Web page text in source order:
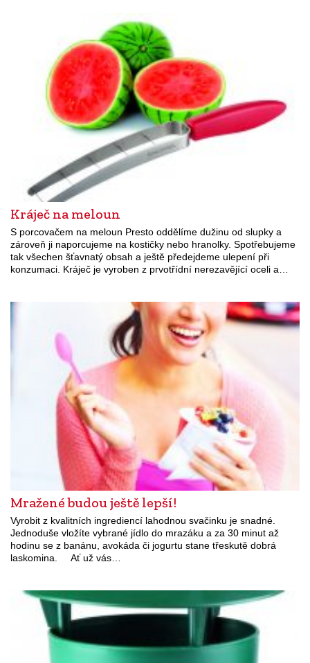
Kráječ na meloun
S porcovačem na meloun Presto oddělíme dužinu od slupky a
zároveň ji naporcujeme na kostičky nebo hranolky. Spotřebujeme
tak všechen šťavnatý obsah a ještě předejdeme ulepení při
konzumaci. Kráječ je vyroben z prvotřídní nerezavějící oceli a…
Mražené budou ještě lepší!
Vyrobit z kvalitních ingrediencí lahodnou svačinku je snadné.
Jednoduše vložíte vybrané jídlo do mrazáku a za 30 minut až
hodinu se z banánu, avokáda či jogurtu stane třeskutě dobrá
laskomina. Ať už vás…